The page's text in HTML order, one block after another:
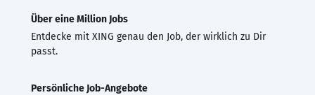
Über eine Million Jobs
Entdecke mit XING genau den Job, der wirklich zu Dir
passt.
Persönliche Job-Angebote